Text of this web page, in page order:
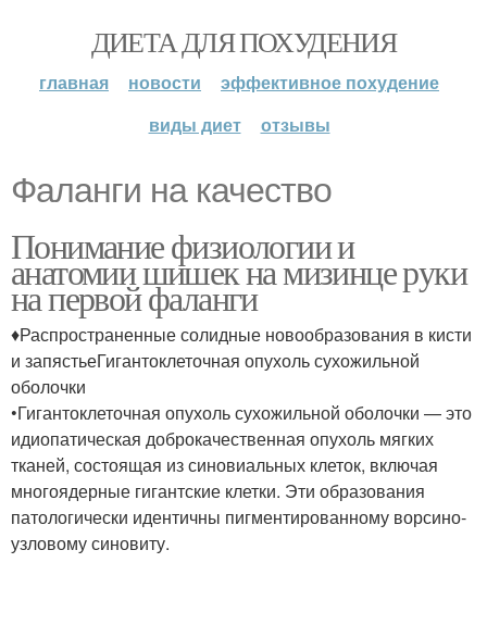
ДИЕТА ДЛЯ ПОХУДЕНИЯ
главная новости
эффективное похудение
виды диет
отзывы
Фаланги на качество
Понимание физиологии и
анатомии шишек на мизинце руки
на первой фаланги
♦Распространенные солидные новообразования в кисти
и запястьеГигантоклеточная опухоль сухожильной
оболочки
•Гигантоклеточная опухоль сухожильной оболочки — это
идиопатическая доброкачественная опухоль мягких
тканей, состоящая из синовиальных клеток, включая
многоядерные гигантские клетки. Эти образования
патологически идентичны пигментированному ворсино-
узловому синовиту.